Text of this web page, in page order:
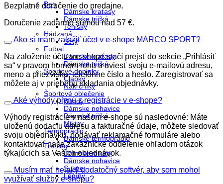
Beh
Dámske kraťasy
Dámske tričká
Tenisky
Hádzaná
Sety
Futbal
Dámske kraťasy
Dámske tričká
Športové doplnky
Čiapky
Nákrčníky
Športové oblečenie
Bundy
Dámske nohavice
Dámske tričká
Mikiny
Termoprádlo
Dámske termoprádlo
Tréning
Dámske mikiny
Dámske nohavice
Sukne
Legíny
Bezplatné doručenie do predajne.
Doručenie zadarmo sumou nad 57 €.
Ako si mám založiť účet v e-shope MARCO SPORT?
Na založenie účtu v e-shope stačí prejsť do sekcie „Prihlásiť
sa“ v pravom hornom rohu a uviesť svoju e-mailovú adresu,
meno a priezvisko, telefónne číslo a heslo. Zaregistrovať sa
môžete aj v priebehu skladania objednávky.
Aké výhody plynú z registrácie v e-shope?
Výhody registrácie v našom e-shope sú nasledovné: Máte
uloženú dodaciu adresu a fakturačné údaje, môžete sledovať
svoju objednávku, podávať reklamačné formuláre alebo
kontaktovať naše zákaznícke oddelenie ohľadom otázok
týkajúcich sa Vašich objednávok.
Musím mať nejaký dodatočný softvér, aby som mohol
využívať služby e-shopu?